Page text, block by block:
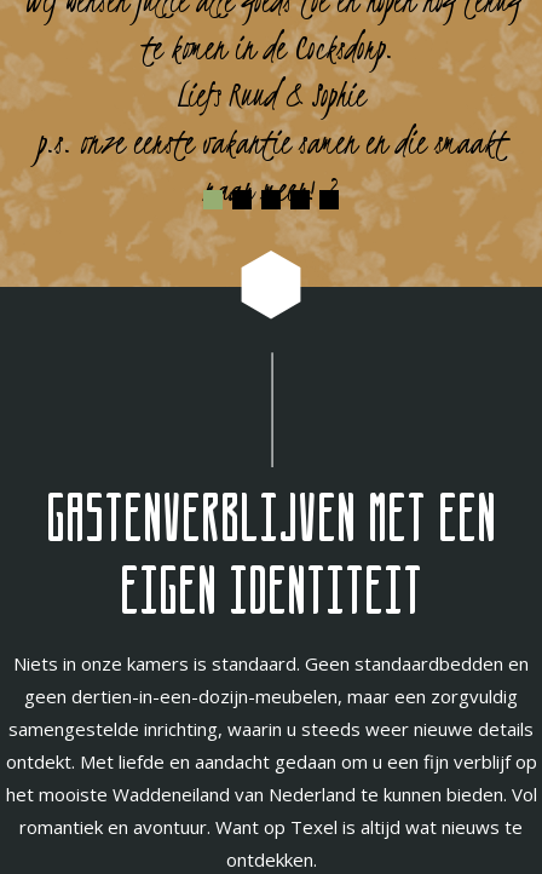
te komen in de Cocksdorp.
Liefs Ruud & Sophie
p.s. onze eerste vakantie samen en die smaakt
naar meer! ?
Gastenverblijven met een
eigen identiteit
Niets in onze kamers is standaard. Geen standaardbedden en
geen dertien-in-een-dozijn-meubelen, maar een zorgvuldig
samengestelde inrichting, waarin u steeds weer nieuwe details
ontdekt. Met liefde en aandacht gedaan om u een fijn verblijf op
het mooiste Waddeneiland van Nederland te kunnen bieden. Vol
romantiek en avontuur. Want op Texel is altijd wat nieuws te
ontdekken.